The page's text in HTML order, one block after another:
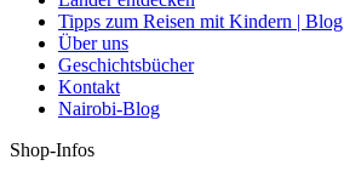
Tipps zum Reisen mit Kindern | Blog
Über uns
Geschichtsbücher
Kontakt
Nairobi-Blog
Shop-Infos